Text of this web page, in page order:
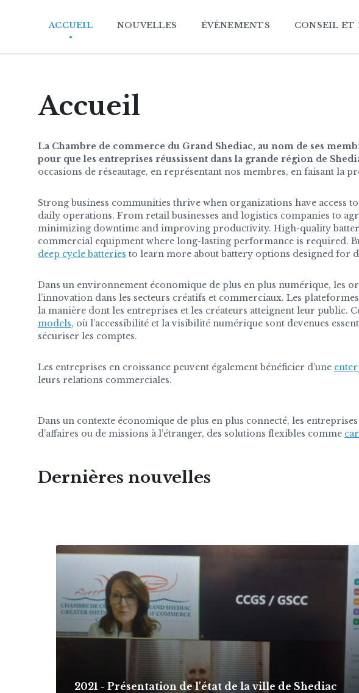
ACCUEIL NOUVELLES ÉVÈNEMENTS CONSEIL ET
Accueil
La Chambre de commerce du Grand Shediac, au nom de ses
pour que les entreprises réussissent dans la grande région de
occasions de réseautage, en représentant nos membres, en faisant
Strong business communities thrive when organizations have
daily operations. From retail businesses and logistics companies to
minimizing downtime and improving productivity. High-quality
commercial equipment where long-lasting performance is required.
deep cycle batteries to learn more about battery options designed for
Dans un environnement économique de plus en plus numérique, les
l’innovation dans les secteurs créatifs et commerciaux. Les
la manière dont les entreprises et les créateurs atteignent leur public.
models, où l’accessibilité et la visibilité numérique sont devenues
sécuriser les comptes.
Les entreprises en croissance peuvent également bénéficier d’une
leurs relations commerciales.
Dans un contexte économique de plus en plus connecté, les
d’affaires ou de missions à l’étranger, des solutions flexibles comme
Dernières nouvelles
2021 - Présentation de l'état de la ville de Shediac
M